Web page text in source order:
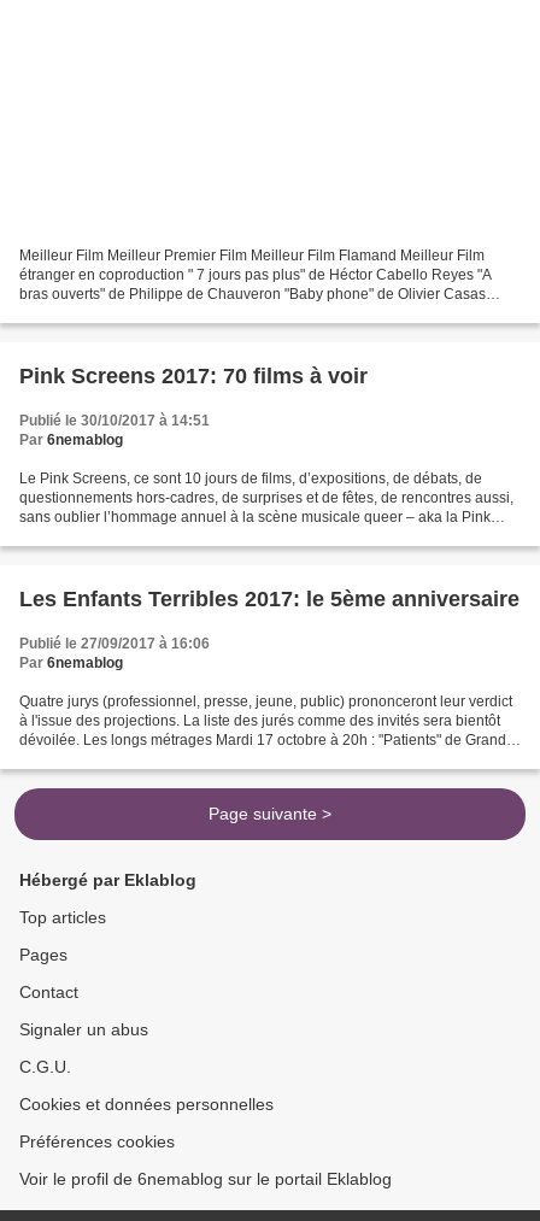
Meilleur Film Meilleur Premier Film Meilleur Film Flamand Meilleur Film
étranger en coproduction " 7 jours pas plus" de Héctor Cabello Reyes "A
bras ouverts" de Philippe de Chauveron "Baby phone" de Olivier Casas
Pink Screens 2017: 70 films à voir
Publié le 30/10/2017 à 14:51
Par 6nemablog
Le Pink Screens, ce sont 10 jours de films, d’expositions, de débats, de
questionnements hors-cadres, de surprises et de fêtes, de rencontres aussi,
sans oublier l’hommage annuel à la scène musicale queer – aka la Pink
Les Enfants Terribles 2017: le 5ème anniversaire
Publié le 27/09/2017 à 16:06
Par 6nemablog
Quatre jurys (professionnel, presse, jeune, public) prononceront leur verdict
à l'issue des projections. La liste des jurés comme des invités sera bientôt
dévoilée. Les longs métrages Mardi 17 octobre à 20h : "Patients" de Grand
Page suivante >
Hébergé par Eklablog
Top articles
Pages
Contact
Signaler un abus
C.G.U.
Cookies et données personnelles
Préférences cookies
Voir le profil de 6nemablog sur le portail Eklablog